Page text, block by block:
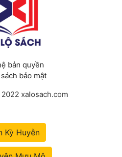
bản quyền
bảo mật
xalosach.com
Kỳ Huyễn